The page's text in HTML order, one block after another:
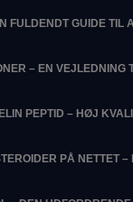
FULDENDT GUIDE TIL
– EN VEJLEDNING
PEPTID – HØJ
PÅ NETTET –